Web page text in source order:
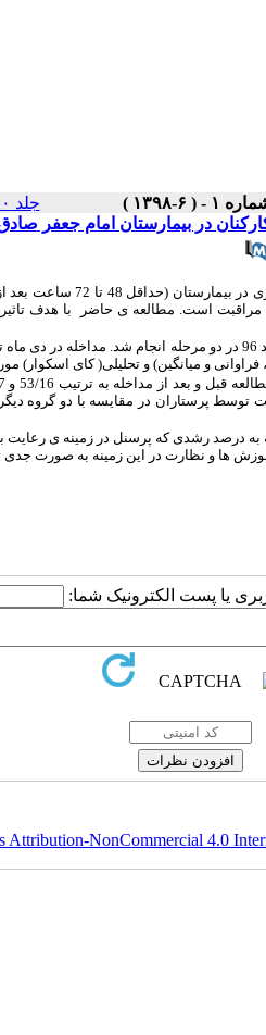
جلد ۱۰ شماره ۱ صفحات ۳۹-۳۳
در بیمارستان امام جعفر
عفونت بیمارستانی به
است. مطالعه ی حاضر با هدف
مطالعه از نوع مداخله ای است و بین ماه های مهر تا اسفند 96 در
پرستاران در مقایسه با دو گروه
به درصد رشدی که پرسنل در زمینه ی
ها و نظارت در این زمینه به صورت جدی
یا پست الکترونیک شما:
Attribution-NonCommercial 4.0